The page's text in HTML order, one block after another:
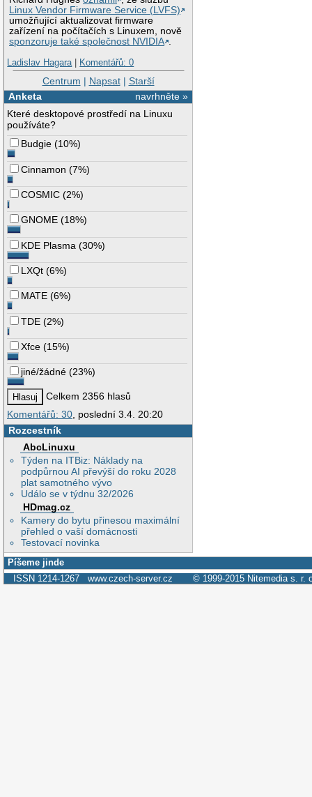
Linux Vendor Firmware Service (LVFS)
umožňující aktualizovat firmware
zařízení na počítačích s Linuxem, nově
sponzoruje také společnost NVIDIA .
Ladislav Hagara| Komentářů: 0
Centrum | Napsat| Starší
navrhněte »
Anketa
Které desktopové prostředí na Linuxu
používáte?
Budgie (10%)
Cinnamon (7%)
COSMIC (2%)
GNOME (18%)
KDE Plasma (30%)
LXQt (6%)
MATE (6%)
TDE (2%)
Xfce (15%)
jiné/žádné (23%)
Celkem 2356 hlasů
Komentářů: 30 , poslední 3.4. 20:20
Rozcestník
AbcLinuxu
Týden na ITBiz: Náklady na
podpůrnou AI převýší do roku 2028
plat samotného vývo
Událo se v týdnu 32/2026
HDmag.cz
Kamery do bytu přinesou maximální
přehled o vaší domácnosti
Testovací novinka
Píšeme jinde
ISSN 1214-1267 www.czech-server.cz © 1999-2015 Nitemedia s. r.